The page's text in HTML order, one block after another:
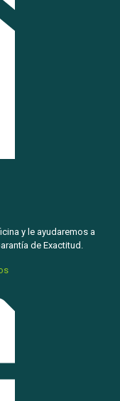
y le ayudaremos a
de Exactitud.